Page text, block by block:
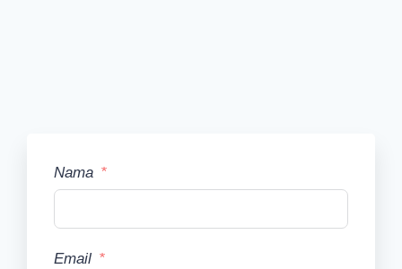
Nama
Email